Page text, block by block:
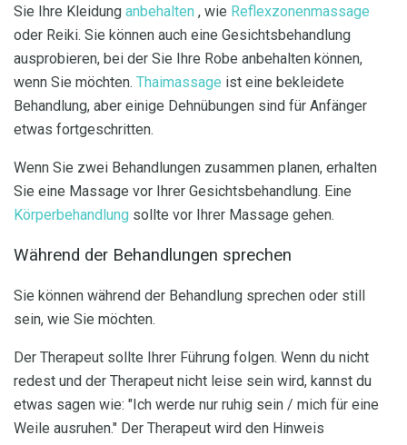
Sie Ihre Kleidung anbehalten , wie Reflexzonenmassage
oder Reiki. Sie können auch eine Gesichtsbehandlung
ausprobieren, bei der Sie Ihre Robe anbehalten können,
wenn Sie möchten. Thaimassage ist eine bekleidete
Behandlung, aber einige Dehnübungen sind für Anfänger
etwas fortgeschritten.
Wenn Sie zwei Behandlungen zusammen planen, erhalten
Sie eine Massage vor Ihrer Gesichtsbehandlung. Eine
Körperbehandlung sollte vor Ihrer Massage gehen.
Während der Behandlungen sprechen
Sie können während der Behandlung sprechen oder still
sein, wie Sie möchten.
Der Therapeut sollte Ihrer Führung folgen. Wenn du nicht
redest und der Therapeut nicht leise sein wird, kannst du
etwas sagen wie: "Ich werde nur ruhig sein / mich für eine
Weile ausruhen." Der Therapeut wird den Hinweis